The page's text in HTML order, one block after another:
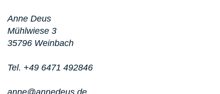
Anne Deus
Mühlwiese 3
35796 Weinbach
Tel. +49 6471 492846